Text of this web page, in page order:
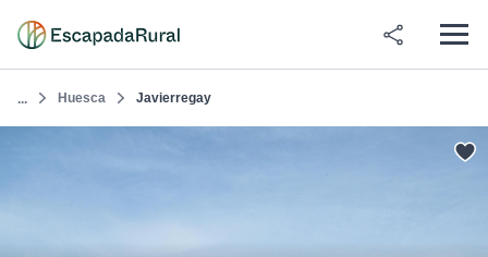
... Huesca Javierregay